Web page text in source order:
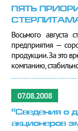
ПЯТЬ
Восьмого августа
предприятия –
продукции. За это
компанию,
07.08.2008
“Сведения о
акционеров